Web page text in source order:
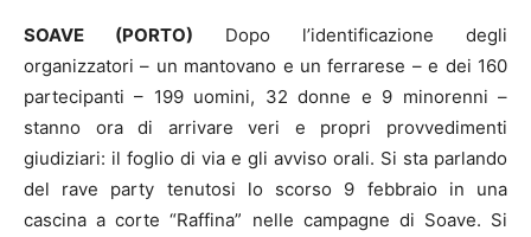
SOAVE (PORTO) Dopo l’identificazione degli
organizzatori – un mantovano e un ferrarese – e dei 160
partecipanti – 199 uomini, 32 donne e 9 minorenni –
stanno ora di arrivare veri e propri provvedimenti
giudiziari: il foglio di via e gli avviso orali. Si sta parlando
del rave party tenutosi lo scorso 9 febbraio in una
cascina a corte “Raffina” nelle campagne di Soave. Si